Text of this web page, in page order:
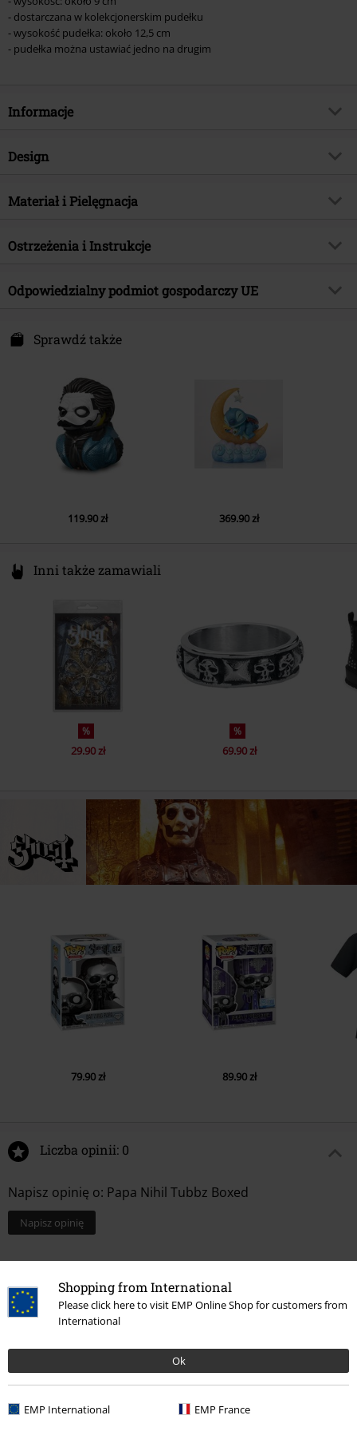
Shopping from International
Please click here to visit EMP Online Shop for customers from
International
Ok
EMP International EMP France
- dostarczana w kolekcjonerskim pudełku
- wysokość pudełka: około 12,5 cm
- pudełka można ustawiać jedno na drugim
Informacje
Numer artykułu
Gatunek muzyczny
Zespół
Ghost
Design
Rodzaj artykułu
Materiał i Pielęgnacja
Materiał wierzchni
Ostrzeżenia i Instrukcje
Ryzyko uduszenia za sprawą małych elementów
Odpowiedzialny podmiot gospodarczy UE
Calle Marcelo Usera 60
eureg@tbvat.com
Sprawdź także
119.90 zł 369.90 zł
Inni także zamawiali
%
29.90 zł
%
69.90 zł
79.90 zł 89.90 zł
Liczba opinii: 0
Napisz opinię o: Papa Nihil Tubbz Boxed
Napisz opinię